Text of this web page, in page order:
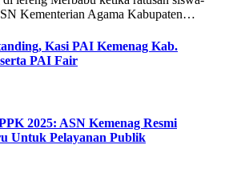
Kementerian Agama Kabupaten…
Kasi PAI Kemenag Kab.
PAI Fair
2025: ASN Kemenag Resmi
Untuk Pelayanan Publik